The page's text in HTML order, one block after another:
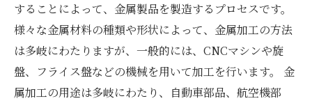
することによって、金属製品を製造するプロセスです。
様々な金属材料の種類や形状によって、金属加工の方法
は多岐にわたりますが、一般的には、CNCマシンや旋
盤、フライス盤などの機械を用いて加工を行います。 金
属加工の用途は多岐にわたり、自動車部品、航空機部